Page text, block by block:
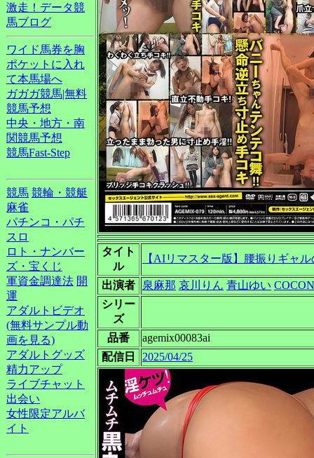
激走！データ競
馬ブログ
ワイド馬券を胸
ポケットに入れ
て本馬場へ
ガガガ競馬|無料
競馬予想
中央・地方・南
関競馬予想
競馬Fast-Step
競馬 競輪・競艇
麻雀
パチンコ・パチ
スロ
ロト・ナンバー
ズ・宝くじ
軍資金調達法 開
運
アダルトビデオ
(無料サンプル動
画を見る)
アダルトグッズ
精力アップ
ライブチャット
出会い
女性限定アルバ
イト
タイト
ル
【AIリマスター版】腰振りギャ
出演者 泉麻那 哀川りん 青山ゆい
シリー
ズ
品番
agemix00083ai
配信日
2025/04/25